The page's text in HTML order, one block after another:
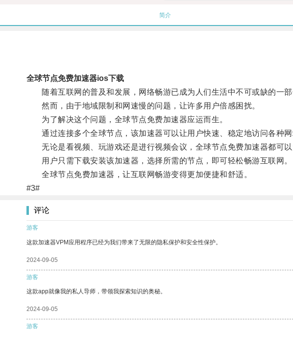
简介
全球节点免费加速器ios下载
随着互联网的普及和发展，网络畅游已成为人们生活中不可或缺的一部
然而，由于地域限制和网速慢的问题，让许多用户倍感困扰。
为了解决这个问题，全球节点免费加速器应运而生。
通过连接多个全球节点，该加速器可以让用户快速、稳定地访问各种网
无论是看视频、玩游戏还是进行视频会议，全球节点免费加速器都可以
用户只需下载安装该加速器，选择所需的节点，即可轻松畅游互联网。
全球节点免费加速器，让互联网畅游变得更加便捷和舒适。
#3#
评论
游客
这款加速器VPM应用程序已经为我们带来了无限的隐私保护和安全性保护。
2024-09-05
游客
这款app就像我的私人导师，带领我探索知识的奥秘。
2024-09-05
游客